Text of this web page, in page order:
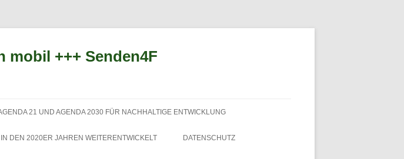
mobil +++ Senden4F
Inhalt 21 UND AGENDA 2030 FÜR NACHHALTIGE ENTWICKLUNG
DEN 2020ER JAHREN WEITERENTWICKELT DATENSCHUTZ